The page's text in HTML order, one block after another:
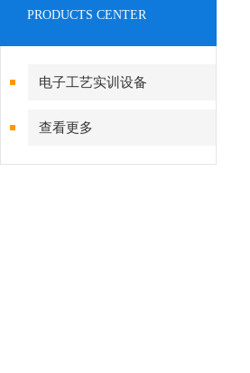
PRODUCTS CENTER
电子工艺实训设备
查看更多